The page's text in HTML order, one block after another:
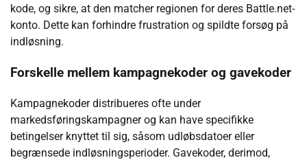
kode, og sikre, at den matcher regionen for deres Battle.net-
konto. Dette kan forhindre frustration og spildte forsøg på
indløsning.
Forskelle mellem kampagnekoder og gavekoder
Kampagnekoder distribueres ofte under
markedsføringskampagner og kan have specifikke
betingelser knyttet til sig, såsom udløbsdatoer eller
begrænsede indløsningsperioder. Gavekoder, derimod,